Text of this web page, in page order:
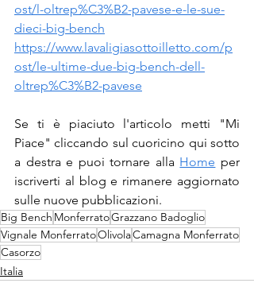
ost/l-oltrep%C3%B2-pavese-e-le-sue-
dieci-big-bench
https://www.lavaligiasottoilletto.com/p
ost/le-ultime-due-big-bench-dell-
oltrep%C3%B2-pavese
Se ti è piaciuto l'articolo metti "Mi
Piace" cliccando sul cuoricino qui sotto
a destra e puoi tornare alla Home per
iscriverti al blog e rimanere aggiornato
sulle nuove pubblicazioni.
Big Bench MonferratoGrazzano Badoglio
Vignale MonferratoOlivolaCamagna Monferrato
Casorzo
Italia